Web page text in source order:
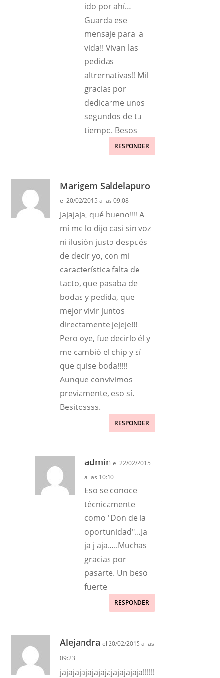
ido por ahí…
Guarda ese
mensaje para la
vida!! Vivan las
pedidas
altrernativas!! Mil
gracias por
dedicarme unos
segundos de tu
tiempo. Besos
RESPONDER
Marigem Saldelapuro
el 20/02/2015 a las 09:08
Jajajaja, qué bueno!!!! A
mí me lo dijo casi sin voz
ni ilusión justo después
de decir yo, con mi
característica falta de
tacto, que pasaba de
bodas y pedida, que
mejor vivir juntos
directamente jejeje!!!!
Pero oye, fue decirlo él y
me cambió el chip y sí
que quise boda!!!!!
Aunque convivimos
previamente, eso sí.
Besitossss.
RESPONDER
admin el 22/02/2015
a las 10:10
Eso se conoce
técnicamente
como "Don de la
oportunidad"…Ja
ja j aja…..Muchas
gracias por
pasarte. Un beso
fuerte
RESPONDER
Alejandra el 20/02/2015 a las
09:23
jajajajajajajajajajajajaja!!!!!!